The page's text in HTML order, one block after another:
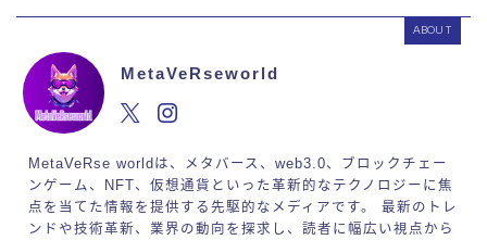
ABOUT
MetaVeRseworld
MetaVeRse worldは、メタバース、web3.0、ブロックチェー
ンゲーム、NFT、仮想通貨といった革新的なテクノロジーに焦
点を当てた情報を提供する先駆的なメディアです。 最新のトレ
ンドや技術革新、業界の動向を探求し、読者に幅広い視点から